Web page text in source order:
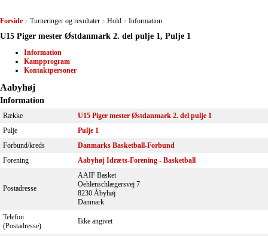
Forside > Turneringer og resultater > Hold > Information
U15 Piger mester Østdanmark 2. del pulje 1, Pulje 1
Information
Kampprogram
Kontaktpersoner
Aabyhøj
Information
Række
U15 Piger mester Østdanmark 2. del pulje 1
Pulje
Pulje 1
Forbund/kreds
Danmarks Basketball-Forbund
Forening
Aabyhøj Idræts-Forening - Basketball
Postadresse
AAIF Basket
Oehlenschlægersvej 7
8230 Åbyhøj
Danmark
Telefon
(Postadresse)
Ikke angivet